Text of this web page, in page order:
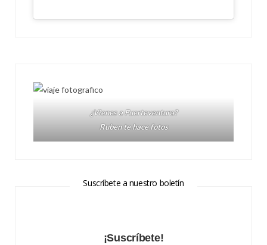
¿Vienes a Fuerteventura?
Ruben te hace fotos
Suscríbete a nuestro boletín
¡Suscríbete!